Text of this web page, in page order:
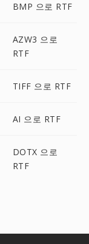
BMP 으로 RTF
AZW3 으로
RTF
TIFF 으로 RTF
AI 으로 RTF
DOTX 으로
RTF